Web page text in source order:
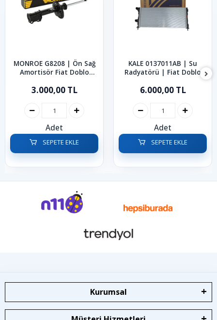
MONROE G8208 | Ön Sağ
Amortisör Fiat Doblo
3.000,00 TL
Adet
SEPETE EKLE
KALE 0137011AB | Su
Radyatörü | Fiat Doblo
6.000,00 TL
Adet
SEPETE EKLE
Kurumsal